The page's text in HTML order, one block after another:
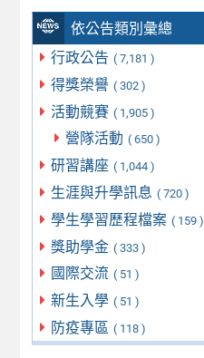
依公告類別彙總
行政公告 ( 7,181 )
得獎榮譽 ( 302 )
活動競賽 ( 1,905 )
營隊活動 ( 650 )
研習講座 ( 1,044 )
生涯與升學訊息 ( 720 )
學生學習歷程檔案 ( 159 )
獎助學金 ( 333 )
國際交流 ( 51 )
新生入學 ( 51 )
防疫專區 ( 118 )